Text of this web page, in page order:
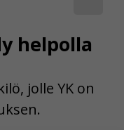
helpolla
jolle YK on